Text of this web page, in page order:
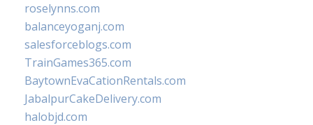
roselynns.com
balanceyoganj.com
salesforceblogs.com
TrainGames365.com
BaytownEvaCationRentals.com
JabalpurCakeDelivery.com
halobjd.com